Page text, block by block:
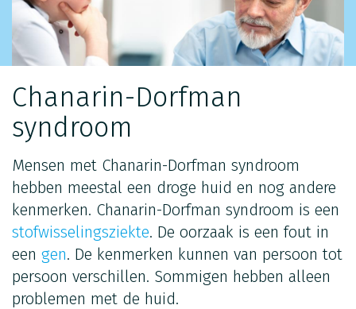
Chanarin-Dorfman
syndroom
Mensen met Chanarin-Dorfman syndroom
hebben meestal een droge huid en nog andere
kenmerken. Chanarin-Dorfman syndroom is een
stofwisselingsziekte. De oorzaak is een fout in
een gen. De kenmerken kunnen van persoon tot
persoon verschillen. Sommigen hebben alleen
problemen met de huid.